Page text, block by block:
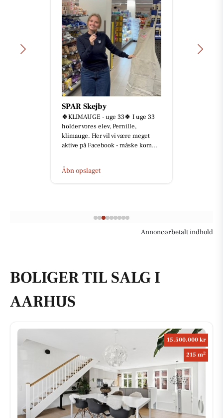
SPAR Skejby
🍀KLIMAUGE - uge 33🍀 I uge 33
holder vores elev, Pernille,
klimauge. Her vil vi være meget
aktive på Facebook - måske kom...
Åbn opslaget
Annoncørbetalt indhold
BOLIGER TIL SALG I
AARHUS
15.500.000 kr
215 m2